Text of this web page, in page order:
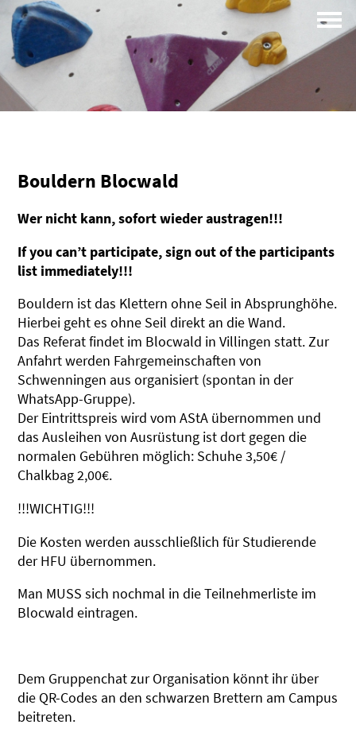
Profil
Bouldern Blocwald
Wer nicht kann, sofort wieder austragen!!!
If you can’t participate, sign out of the participants
list immediately!!!
Bouldern ist das Klettern ohne Seil in Absprunghöhe.
Hierbei geht es ohne Seil direkt an die Wand.
Das Referat findet im Blocwald in Villingen statt. Zur
Anfahrt werden Fahrgemeinschaften von
Schwenningen aus organisiert (spontan in der
WhatsApp-Gruppe).
Der Eintrittspreis wird vom AStA übernommen und
das Ausleihen von Ausrüstung ist dort gegen die
normalen Gebühren möglich: Schuhe 3,50€ /
Chalkbag 2,00€.
!!!WICHTIG!!!
Die Kosten werden ausschließlich für Studierende
der HFU übernommen.
Man MUSS sich nochmal in die Teilnehmerliste im
Blocwald eintragen.
Dem Gruppenchat zur Organisation könnt ihr über
die QR-Codes an den schwarzen Brettern am Campus
beitreten.